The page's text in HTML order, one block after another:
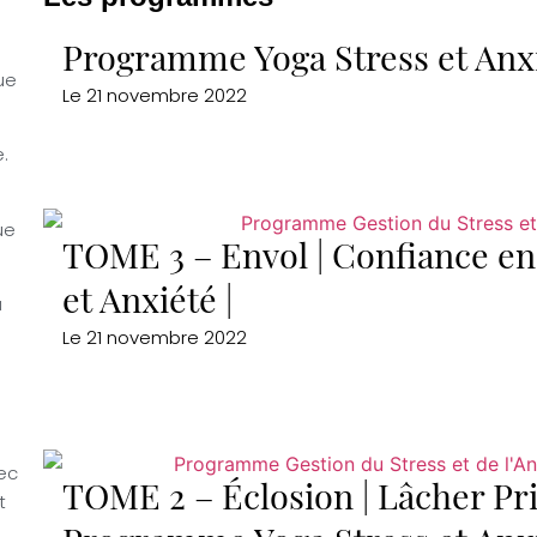
Programme Yoga Stress et
Le 21 novembre 2022
TOME 3 – Envol | Confiance
et Anxiété |
Le 21 novembre 2022
TOME 2 – Éclosion | Lâcher